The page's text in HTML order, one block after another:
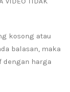
kosong atau
balasan, maka
harga